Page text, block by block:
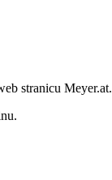
stranicu